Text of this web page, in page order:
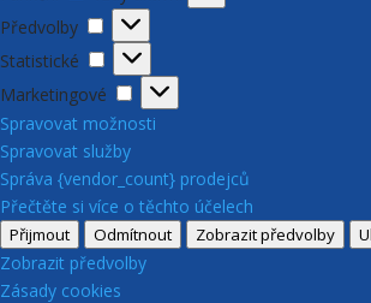
Předvolby
Předvolby
Statistické
Statistické
Marketingové
Marketingové
Spravovat možnosti
Spravovat služby
Správa {vendor_count} prodejců
Přečtěte si více o těchto účelech
Přijmout Odmítnout Zobrazit předvolby
Zobrazit předvolby
Zásady cookies